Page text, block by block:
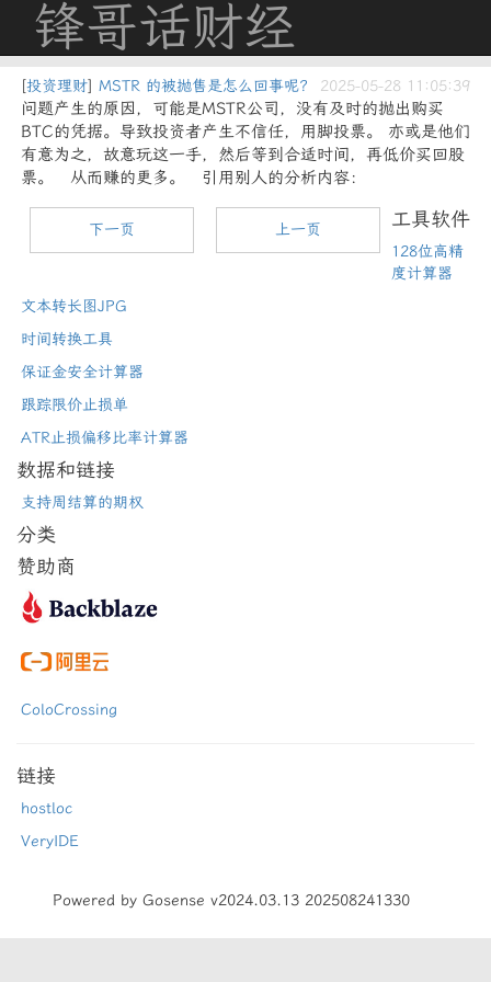
锋哥话财经
[投资理财] MSTR 的被抛售是怎么回事呢？ 2025-05-28 11:05:39
问题产生的原因，可能是MSTR公司，没有及时的抛出购买
BTC的凭据。导致投资者产生不信任，用脚投票。 亦或是他们
有意为之，故意玩这一手，然后等到合适时间，再低价买回股
票。 从而赚的更多。 引用别人的分析内容：
下一页 上一页 工具软件
128位高精
度计算器
文本转长图JPG
时间转换工具
保证金安全计算器
跟踪限价止损单
ATR止损偏移比率计算器
数据和链接
支持周结算的期权
分类
赞助商
ColoCrossing
链接
hostloc
VeryIDE
Powered by Gosense v2024.03.13 202508241330